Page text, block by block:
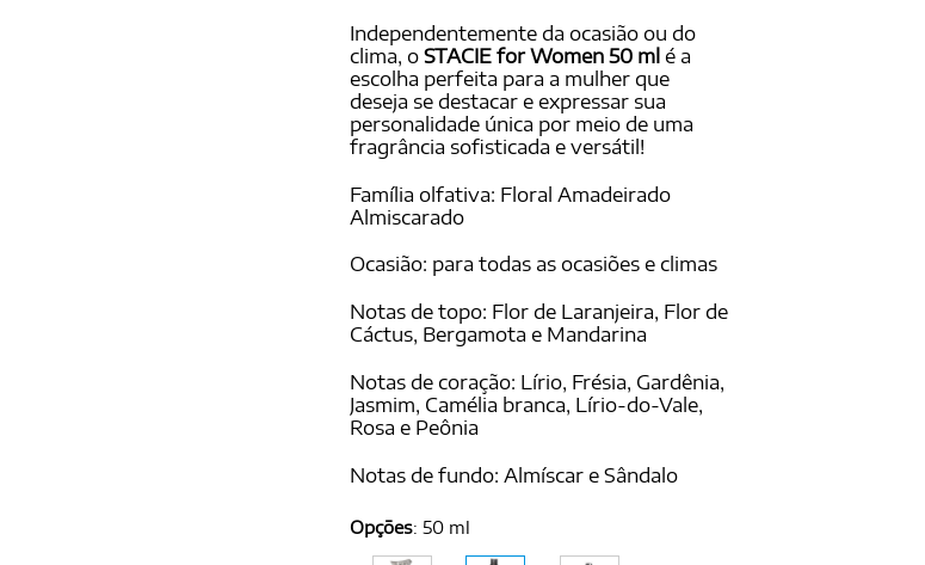
Independentemente da ocasião ou do
clima, o STACIE for Women 50 ml é a
escolha perfeita para a mulher que
deseja se destacar e expressar sua
personalidade única por meio de uma
fragrância sofisticada e versátil!
Família olfativa: Floral Amadeirado
Almiscarado
Ocasião: para todas as ocasiões e climas
Notas de topo: Flor de Laranjeira, Flor de
Cáctus, Bergamota e Mandarina
Notas de coração: Lírio, Frésia, Gardênia,
Jasmim, Camélia branca, Lírio-do-Vale,
Rosa e Peônia
Notas de fundo: Almíscar e Sândalo
Opções: 50 ml